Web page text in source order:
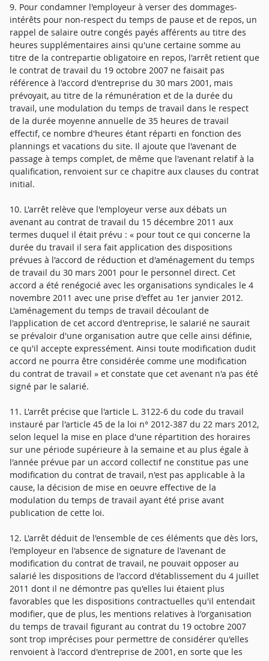
9. Pour condamner l'employeur à verser des dommages-
intérêts pour non-respect du temps de pause et de repos, un
rappel de salaire outre congés payés afférents au titre des
heures supplémentaires ainsi qu'une certaine somme au
titre de la contrepartie obligatoire en repos, l'arrêt retient que
le contrat de travail du 19 octobre 2007 ne faisait pas
référence à l'accord d'entreprise du 30 mars 2001, mais
prévoyait, au titre de la rémunération et de la durée du
travail, une modulation du temps de travail dans le respect
de la durée moyenne annuelle de 35 heures de travail
effectif, ce nombre d'heures étant réparti en fonction des
plannings et vacations du site. Il ajoute que l'avenant de
passage à temps complet, de même que l'avenant relatif à la
qualification, renvoient sur ce chapitre aux clauses du contrat
initial.
10. L'arrêt relève que l'employeur verse aux débats un
avenant au contrat de travail du 15 décembre 2011 aux
termes duquel il était prévu : « pour tout ce qui concerne la
durée du travail il sera fait application des dispositions
prévues à l'accord de réduction et d'aménagement du temps
de travail du 30 mars 2001 pour le personnel direct. Cet
accord a été renégocié avec les organisations syndicales le 4
novembre 2011 avec une prise d'effet au 1er janvier 2012.
L'aménagement du temps de travail découlant de
l'application de cet accord d'entreprise, le salarié ne saurait
se prévaloir d'une organisation autre que celle ainsi définie,
ce qu'il accepte expressément. Ainsi toute modification dudit
accord ne pourra être considérée comme une modification
du contrat de travail » et constate que cet avenant n'a pas été
signé par le salarié.
11. L'arrêt précise que l'article L. 3122-6 du code du travail
instauré par l'article 45 de la loi n° 2012-387 du 22 mars 2012,
selon lequel la mise en place d'une répartition des horaires
sur une période supérieure à la semaine et au plus égale à
l'année prévue par un accord collectif ne constitue pas une
modification du contrat de travail, n'est pas applicable à la
cause, la décision de mise en oeuvre effective de la
modulation du temps de travail ayant été prise avant
publication de cette loi.
12. L'arrêt déduit de l'ensemble de ces éléments que dès lors,
l'employeur en l'absence de signature de l'avenant de
modification du contrat de travail, ne pouvait opposer au
salarié les dispositions de l'accord d'établissement du 4 juillet
2011 dont il ne démontre pas qu'elles lui étaient plus
favorables que les dispositions contractuelles qu'il entendait
modifier, que de plus, les mentions relatives à l'organisation
du temps de travail figurant au contrat du 19 octobre 2007
sont trop imprécises pour permettre de considérer qu'elles
renvoient à l'accord d'entreprise de 2001, en sorte que les